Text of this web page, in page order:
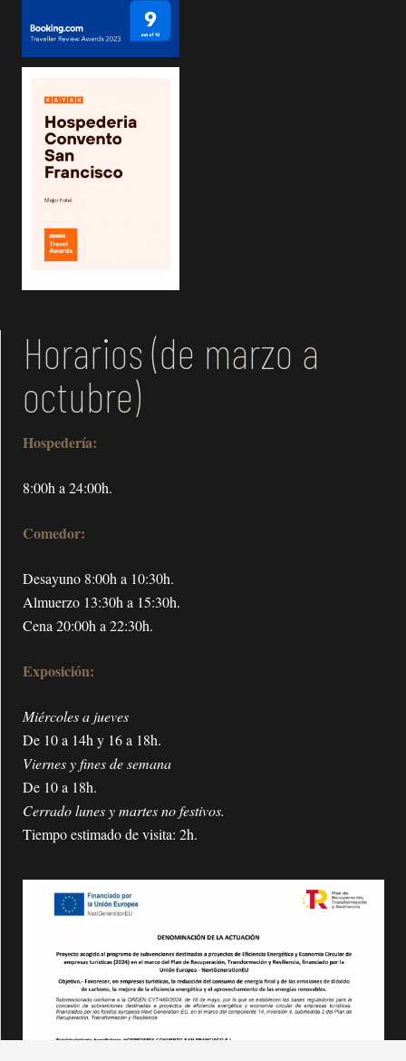
Horarios (de marzo a
octubre)
Hospedería:
8:00h a 24:00h.
Comedor:
Desayuno 8:00h a 10:30h.
Almuerzo 13:30h a 15:30h.
Cena 20:00h a 22:30h.
Exposición:
Miércoles a jueves
De 10 a 14h y 16 a 18h.
Viernes y fines de semana
De 10 a 18h.
Cerrado lunes y martes no festivos.
Tiempo estimado de visita: 2h.